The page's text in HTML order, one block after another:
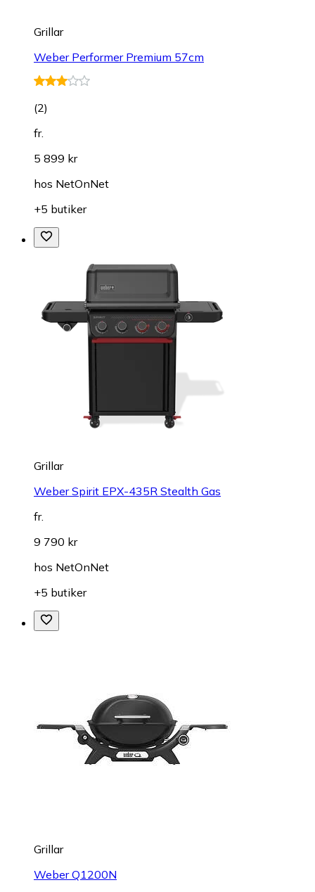
Grillar
Weber Performer Premium 57cm
(2)
fr.
5 899 kr
hos NetOnNet
+5 butiker
Grillar
Weber Spirit EPX-435R Stealth Gas
fr.
9 790 kr
hos NetOnNet
+5 butiker
Grillar
Weber Q1200N